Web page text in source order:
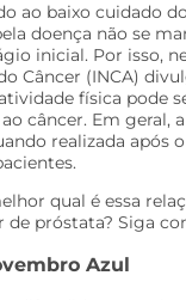
ao baixo cuidado
doença não se
inicial. Por isso,
Câncer (INCA)
física pode
câncer. Em geral,
realizada após
qual é essa
de próstata? Siga
Azul